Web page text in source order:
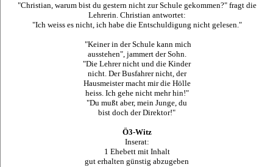
"Christian, warum bist du gestern nicht zur Schule gekommen?" fragt die
Lehrerin. Christian antwortet:
"Ich weiss es nicht, ich habe die Entschuldigung nicht gelesen."
"Keiner in der Schule kann mich
ausstehen", jammert der Sohn.
"Die Lehrer nicht und die Kinder
nicht. Der Busfahrer nicht, der
Hausmeister macht mir die Hölle
heiss. Ich gehe nicht mehr hin!"
"Du mußt aber, mein Junge, du
bist doch der Direktor!"
Ö3-Witz
Inserat:
1 Ehebett mit Inhalt
gut erhalten günstig abzugeben